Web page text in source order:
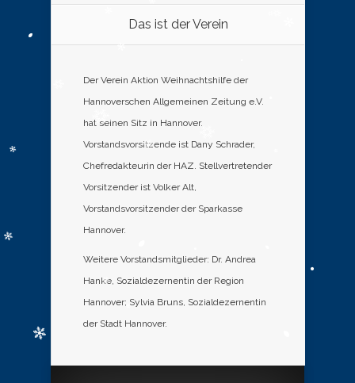
Das ist der Verein
Der Verein Aktion Weihnachtshilfe der
Hannoverschen Allgemeinen Zeitung e.V.
hat seinen Sitz in Hannover.
Vorstandsvorsitzende ist Dany Schrader,
Chefredakteurin der HAZ. Stellvertretender
Vorsitzender ist Volker Alt,
Vorstandsvorsitzender der Sparkasse
Hannover.
Weitere Vorstandsmitglieder: Dr. Andrea
Hanke, Sozialdezernentin der Region
Hannover; Sylvia Bruns, Sozialdezernentin
der Stadt Hannover.